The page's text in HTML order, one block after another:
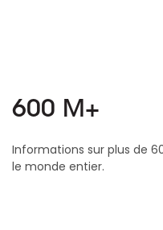
600 M+
Informations sur plus de
le monde entier.